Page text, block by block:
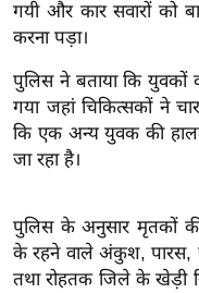
र
मि
सा
ल
बे
सा
ल
श
गयी और कार सवारों को
करना पड़ा।
पुलिस ने बताया कि युवकों
गया जहां चिकित्सकों ने
कि एक अन्य युवक की
जा रहा है।
पुलिस के अनुसार मृतकों
के रहने वाले अंकुश, पारस,
तथा रोहतक जिले के खेड़ी